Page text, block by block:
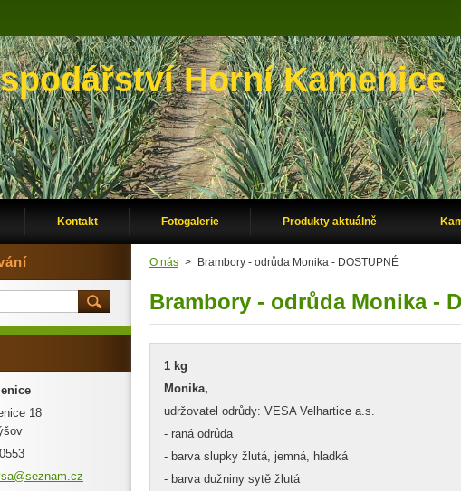
Horní Kamenice
Kontakt Fotogalerie Produkty aktuálně
O nás > Brambory - odrůda Monika - DOSTUPNÉ
Brambory - odrůda Monika -
1 kg
Monika,
udržovatel odrůdy: VESA Velhartice a.s.
- raná odrůda
- barva slupky žlutá, jemná, hladká
- barva dužniny sytě žlutá
18
znam.cz